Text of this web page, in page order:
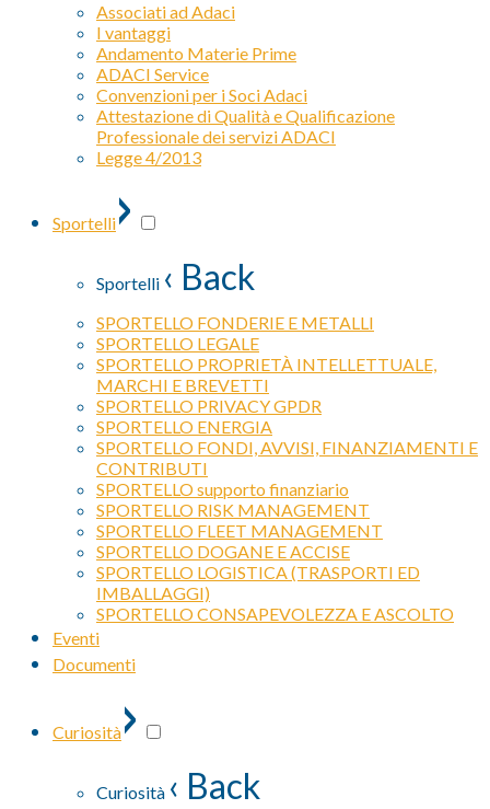
Associati ad Adaci
I vantaggi
Andamento Materie Prime
ADACI Service
Convenzioni per i Soci Adaci
Attestazione di Qualità e Qualificazione
Professionale dei servizi ADACI
Legge 4/2013
Sportelli›
Sportelli ‹ Back
SPORTELLO FONDERIE E METALLI
SPORTELLO LEGALE
SPORTELLO PROPRIETÀ INTELLETTUALE,
MARCHI E BREVETTI
SPORTELLO PRIVACY GPDR
SPORTELLO ENERGIA
SPORTELLO FONDI, AVVISI, FINANZIAMENTI E
CONTRIBUTI
SPORTELLO supporto finanziario
SPORTELLO RISK MANAGEMENT
SPORTELLO FLEET MANAGEMENT
SPORTELLO DOGANE E ACCISE
SPORTELLO LOGISTICA (TRASPORTI ED
IMBALLAGGI)
SPORTELLO CONSAPEVOLEZZA E ASCOLTO
Eventi
Documenti
Curiosità›
Curiosità ‹ Back